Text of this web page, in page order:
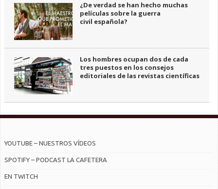
¿De verdad se han hecho muchas
películas sobre la guerra
civil española?
Los hombres ocupan dos de cada
tres puestos en los consejos
editoriales de las revistas científicas
YOUTUBE – NUESTROS VÍDEOS
SPOTIFY – PODCAST LA CAFETERA
EN TWITCH